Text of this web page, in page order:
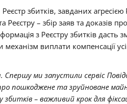
збитків, завданих агресією
– збір заяв та доказів
з Реєстру збитків дасть
механізм виплати компенсації
Спершу ми запустили сервіс
пошкоджене та зруйноване
– важливий крок для